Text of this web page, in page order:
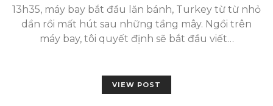
13h35, máy bay bắt đầu lăn bánh, Turkey từ từ nhỏ
dần rồi mất hút sau những tầng mây. Ngồi trên
máy bay, tôi quyết định sẽ bắt đầu viết…
VIEW POST